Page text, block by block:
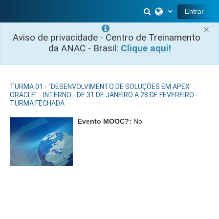
×
Aviso de privacidade - Centro de Treinamento
da ANAC - Brasil: Clique aqui!
Selector de
Entrar
TURMA 01 - "DESENVOLVIMENTO DE SOLUÇÕES EM APEX
ORACLE" - INTERNO - DE 31 DE JANEIRO A 28 DE FEVEREIRO -
TURMA FECHADA
Evento MOOC?: No